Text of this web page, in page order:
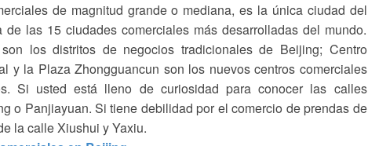
de magnitud grande o mediana, es la única ciudad del
las 15 ciudades comerciales más desarrolladas del mundo.
los distritos de negocios tradicionales de Beijing; Centro
y la Plaza Zhongguancun son los nuevos centros comerciales
Si usted está lleno de curiosidad para conocer las calles
o Panjiayuan. Si tiene debilidad por el comercio de prendas de
la calle Xiushui y Yaxiu.